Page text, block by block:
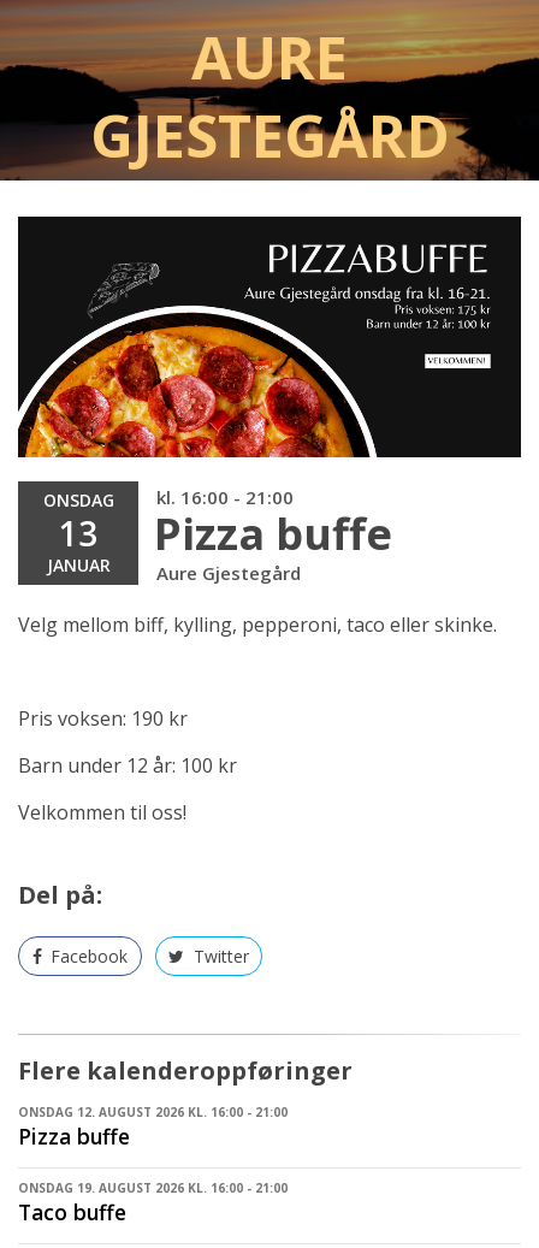
Aure
Gjestegård
ONSDAG
13
JANUAR
kl. 16:00 - 21:00
Pizza buffe
Aure Gjestegård
Velg mellom biff, kylling, pepperoni, taco eller skinke.
Pris voksen: 190 kr
Barn under 12 år: 100 kr
Velkommen til oss!
Del på:
Facebook Twitter
Flere kalenderoppføringer
ONSDAG 12. AUGUST 2026 KL. 16:00 - 21:00
Pizza buffe
ONSDAG 19. AUGUST 2026 KL. 16:00 - 21:00
Taco buffe